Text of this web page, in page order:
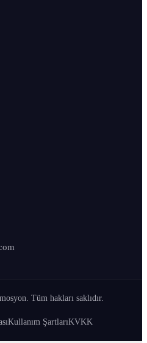
Tüm hakları saklıdır.
Kullanım ŞartlarıKVKK